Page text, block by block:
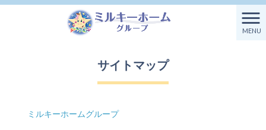
MENU
ミルキーホームグループ HOME サイトマップ
サイトマップ
ミルキーホームグループ